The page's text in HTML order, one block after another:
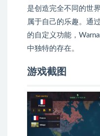
是创造完全不同的世
属于自己的乐趣。通
的自定义功能，
中独特的存在。
游戏截图